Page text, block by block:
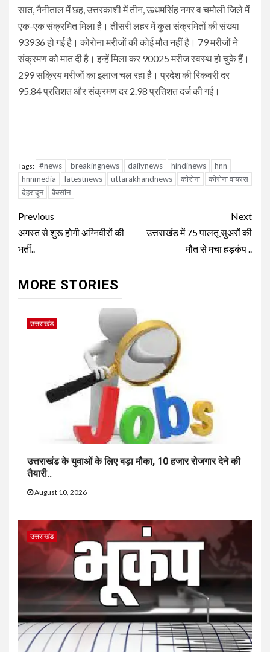
सात, नैनीताल में छह, उत्तरकाशी में तीन, ऊधमसिंह नगर व चमोली जिले में
एक-एक संक्रमित मिला है। तीसरी लहर में कुल संक्रमितों की संख्या
93936 हो गई है। कोरोना मरीजों की कोई मौत नहीं है। 79 मरीजों ने
संक्रमण को मात दी है। इन्हें मिला कर 90025 मरीज स्वस्थ हो चुके हैं।
299 सक्रिय मरीजों का इलाज चल रहा है। प्रदेश की रिकवरी दर
95.84 प्रतिशत और संक्रमण दर 2.98 प्रतिशत दर्ज की गई।
Tags: #news breakingnews dailynews hindinews
hnn
hnnmedia
latestnews uttarakhandnews कोरोना
कोरोना वायरस
देहरादून
वैक्सीन
Continue
Reading
Previous
अगस्त से शुरू होगी अग्निवीरों की
भर्ती..
Next
उत्तराखंड में 75 पालतू सुअरों की
मौत से मचा हड़कंप ..
MORE STORIES
उत्तराखंड
उत्तराखंड के युवाओं के लिए बड़ा मौका, 10 हजार रोजगार देने की
तैयारी..
August 10, 2026
उत्तराखंड